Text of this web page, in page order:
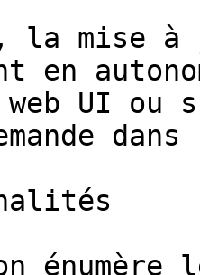
la mise
en
UI ou
dans